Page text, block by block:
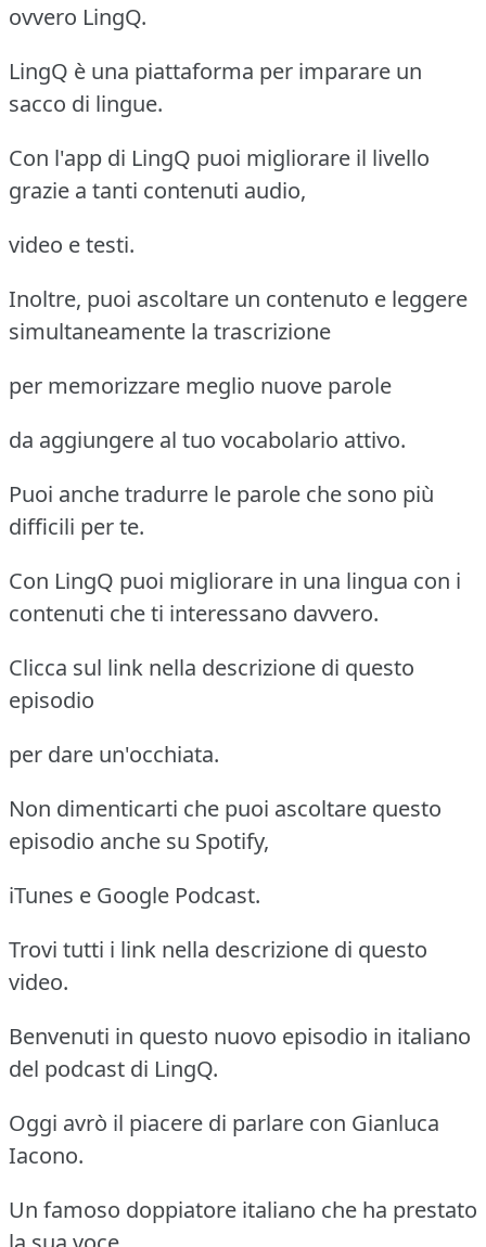
ovvero LingQ.
LingQ è una piattaforma per imparare un
sacco di lingue.
Con l'app di LingQ puoi migliorare il livello
grazie a tanti contenuti audio,
video e testi.
Inoltre, puoi ascoltare un contenuto e leggere
simultaneamente la trascrizione
per memorizzare meglio nuove parole
da aggiungere al tuo vocabolario attivo.
Puoi anche tradurre le parole che sono più
difficili per te.
Con LingQ puoi migliorare in una lingua con i
contenuti che ti interessano davvero.
Clicca sul link nella descrizione di questo
episodio
per dare un'occhiata.
Non dimenticarti che puoi ascoltare questo
episodio anche su Spotify,
iTunes e Google Podcast.
Trovi tutti i link nella descrizione di questo
video.
Benvenuti in questo nuovo episodio in italiano
del podcast di LingQ.
Oggi avrò il piacere di parlare con Gianluca
Iacono.
Un famoso doppiatore italiano che ha prestato